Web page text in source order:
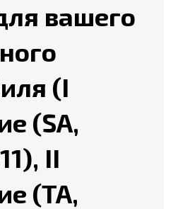
вашего
(I
(SA,
II
(TA,